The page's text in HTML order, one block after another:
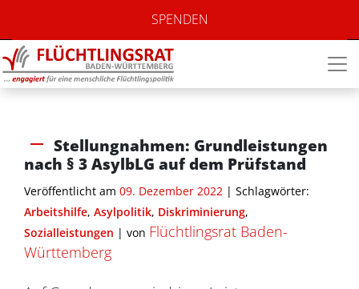
SPENDEN
Stellungnahmen: Grundleistungen
nach § 3 AsylbLG auf dem Prüfstand
Veröffentlicht am 09. Dezember 2022 | Schlagwörter:
Arbeitshilfe, Asylpolitik, Diskriminierung,
Sozialleistungen | von Flüchtlingsrat Baden-
Württemberg